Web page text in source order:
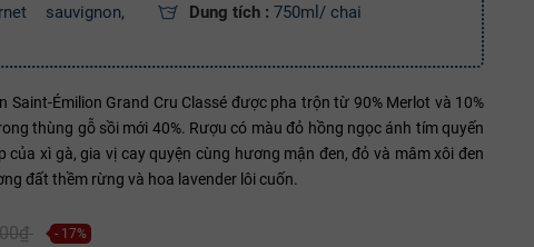
sauvignon,
Dung tích : 750ml/ chai
Saint-Émilion Grand Cru Classé được pha trộn từ 90% Merlot và 10%
thùng gỗ sồi mới 40%. Rượu có màu đỏ hồng ngọc ánh tím quyến
xì gà, gia vị cay quyện cùng hương mận đen, đỏ và mâm xôi đen
đất thềm rừng và hoa lavender lôi cuốn.
- 17%